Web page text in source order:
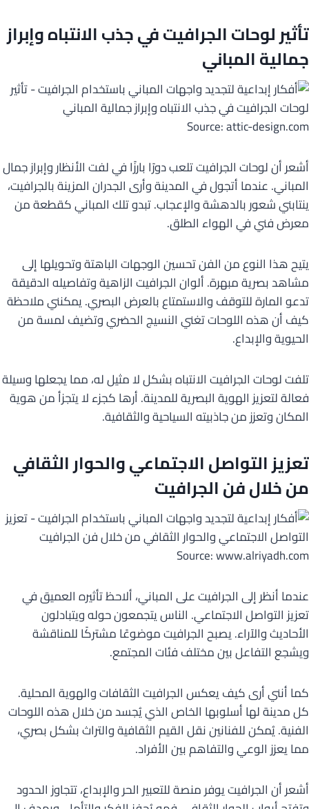
تأثير لوحات الجرافيت في جذب الانتباه وإبراز
جمالية المباني
Source: attic-design.com
أشعر أن لوحات الجرافيت تلعب دورًا بارزًا في لفت الأنظار وإبراز جمال
المباني. عندما أتجول في المدينة وأرى الجدران المزينة بالجرافيت،
ينتابني شعور بالدهشة والإعجاب. تبدو تلك المباني كقطعة من
معرض فني في الهواء الطلق.
يتيح هذا النوع من الفن تحسين الوجهات الباهتة وتحويلها إلى
مشاهد بصرية مبهرة. ألوان الجرافيت الزاهية وتفاصيله الدقيقة
تدعو المارة للتوقف والاستمتاع بالعرض البصري. يمكنني ملاحظة
كيف أن هذه اللوحات تغني النسيج الحضري وتضيف لمسة من
الحيوية والإبداع.
تلفت لوحات الجرافيت الانتباه بشكل لا مثيل له، مما يجعلها وسيلة
فعالة لتعزيز الهوية البصرية للمدينة. أرها كجزء لا يتجزأ من هوية
المكان وتعزز من جاذبيته السياحية والثقافية.
تعزيز التواصل الاجتماعي والحوار الثقافي
من خلال فن الجرافيت
Source: www.alriyadh.com
عندما أنظر إلى الجرافيت على المباني، ألاحظ تأثيره العميق في
تعزيز التواصل الاجتماعي. الناس يتجمعون حوله ويتبادلون
الأحاديث والآراء. يصبح الجرافيت موضوعًا مشتركًا للمناقشة
ويشجع التفاعل بين مختلف فئات المجتمع.
كما أنني أرى كيف يعكس الجرافيت الثقافات والهوية المحلية.
كل مدينة لها أسلوبها الخاص الذي يُجسد من خلال هذه اللوحات
الفنية. يُمكن للفنانين نقل القيم الثقافية والتراث بشكل بصري،
مما يعزز الوعي والتفاهم بين الأفراد.
أشعر أن الجرافيت يوفر منصة للتعبير الحر والإبداع، تتجاوز الحدود